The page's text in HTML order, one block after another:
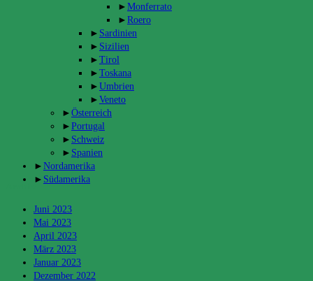
► Monferrato
► Roero
► Sardinien
► Sizilien
► Tirol
► Toskana
► Umbrien
► Veneto
► Österreich
► Portugal
► Schweiz
► Spanien
► Nordamerika
► Südamerika
Juni 2023
Mai 2023
April 2023
März 2023
Januar 2023
Dezember 2022